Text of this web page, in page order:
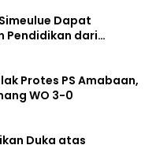
Dapat
Pendidikan dari
Protes PS Amabaan,
WO 3-0
Duka atas